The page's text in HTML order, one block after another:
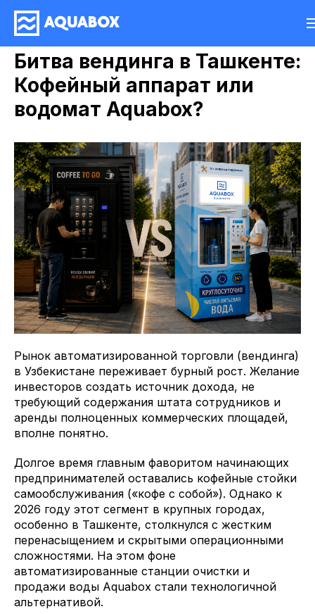
Битва вендинга в Ташкенте:
Кофейный аппарат или
водомат Aquabox?
Рынок автоматизированной торговли (вендинга)
в Узбекистане переживает бурный рост. Желание
инвесторов создать источник дохода, не
требующий содержания штата сотрудников и
аренды полноценных коммерческих площадей,
вполне понятно.
Долгое время главным фаворитом начинающих
предпринимателей оставались кофейные стойки
самообслуживания («кофе с собой»). Однако к
2026 году этот сегмент в крупных городах,
особенно в Ташкенте, столкнулся с жестким
перенасыщением и скрытыми операционными
сложностями. На этом фоне
автоматизированные станции очистки и
продажи воды Aquabox стали технологичной
альтернативой.